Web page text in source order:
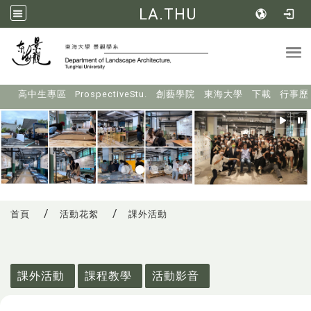
LA.THU
高中生專區 ProspectiveStu. 創藝學院 東海大學 下載 行事歷
首頁 活動花絮 課外活動
課外活動
課程教學 活動影音